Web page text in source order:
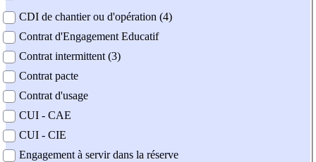
CDI de chantier ou d'opération (4)
Contrat d'Engagement Educatif
Contrat intermittent (3)
Contrat pacte
Contrat d'usage
CUI - CAE
CUI - CIE
Engagement à servir dans la réserve